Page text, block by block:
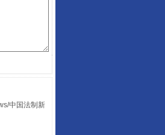
中国法制新